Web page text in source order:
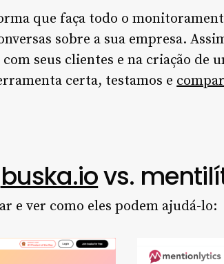
que faça todo o
sobre a sua empresa.
seus clientes e na criação de
certa, testamos e
buska.iovs.
e ver como eles podem ajudá-lo: